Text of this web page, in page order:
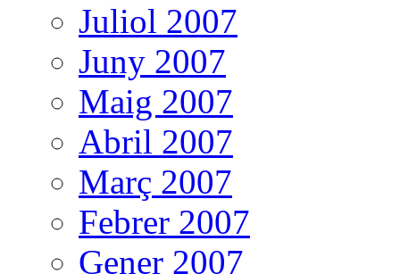
Juliol 2007
Juny 2007
Maig 2007
Abril 2007
Març 2007
Febrer 2007
Gener 2007